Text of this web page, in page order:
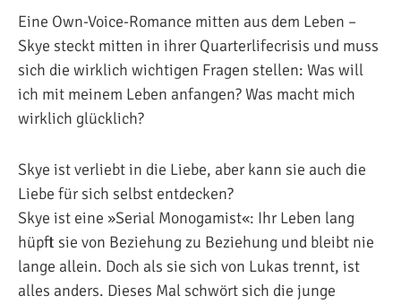
Eine Own-Voice-Romance mitten aus dem Leben –
Skye steckt mitten in ihrer Quarterlifecrisis und muss
sich die wirklich wichtigen Fragen stellen: Was will
ich mit meinem Leben anfangen? Was macht mich
wirklich glücklich?
Skye ist verliebt in die Liebe, aber kann sie auch die
Liebe für sich selbst entdecken?
Skye ist eine »Serial Monogamist«: Ihr Leben lang
hüpft sie von Beziehung zu Beziehung und bleibt nie
lange allein. Doch als sie sich von Lukas trennt, ist
alles anders. Dieses Mal schwört sich die junge